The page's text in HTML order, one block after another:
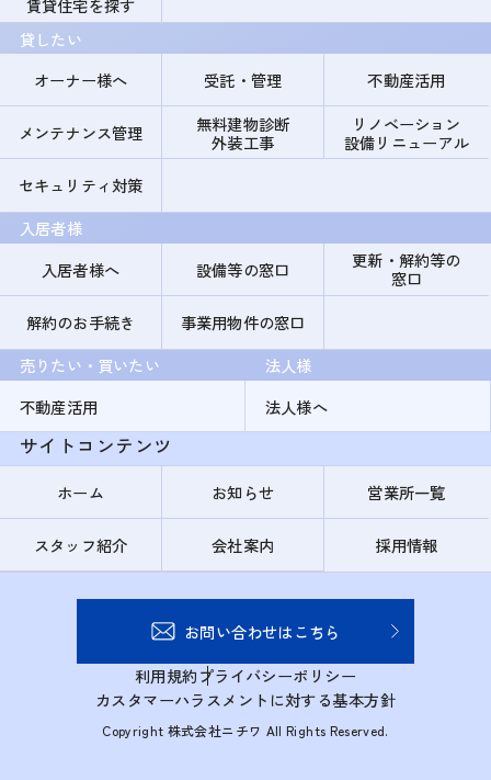
賃貸住宅を探す
貸したい
オーナー様へ
受託・管理 不動産活用
メンテナンス管理
無料建物診断
外装工事
リノベーション
設備リニューアル
セキュリティ対策
入居者様
入居者様へ
設備等の窓口
更新・解約等の
窓口
解約のお手続き
事業用物件の窓口
売りたい・買いたい
不動産活用
法人様
法人様へ
サイトコンテンツ
ホーム お知らせ 営業所一覧
スタッフ紹介 会社案内 採用情報
お問い合わせはこちら
利用規約プライバシーポリシー
カスタマーハラスメントに対する基本方針
Copyright 株式会社ニチワ All Rights Reserved.